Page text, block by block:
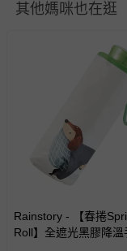
商品運送限制：
您所購買的商品
並非試用期，您
包含完整包裝、
退貨，您可至『
並點選『我要退
其他媽咪也在逛
Rainstory - 【春捲
Roll】全遮光黑膠降溫